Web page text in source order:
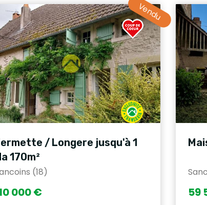
Vendu
/ Longere jusqu'à 1
170m²
(18)
000 € 59